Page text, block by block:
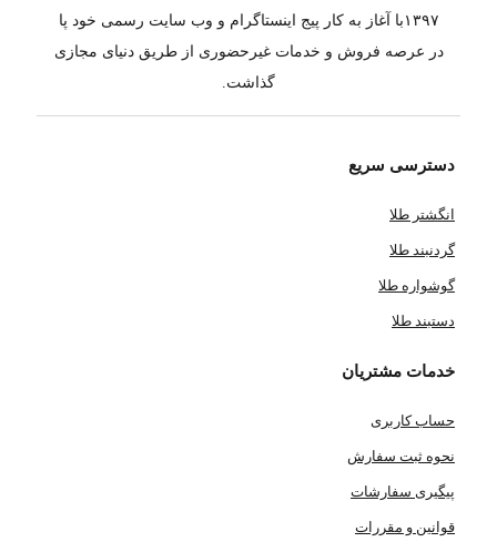
۱۳۹۷با آغاز به کار پیج اینستاگرام و وب سایت رسمی خود پا
در عرصه فروش و خدمات غیرحضوری از طریق دنیای مجازی
گذاشت.
دسترسی سریع
انگشتر طلا
گردنبند طلا
گوشواره طلا
دستبند طلا
خدمات مشتریان
حساب کاربری
نحوه ثبت سفارش
پیگیری سفارشات
قوانین و مقررات